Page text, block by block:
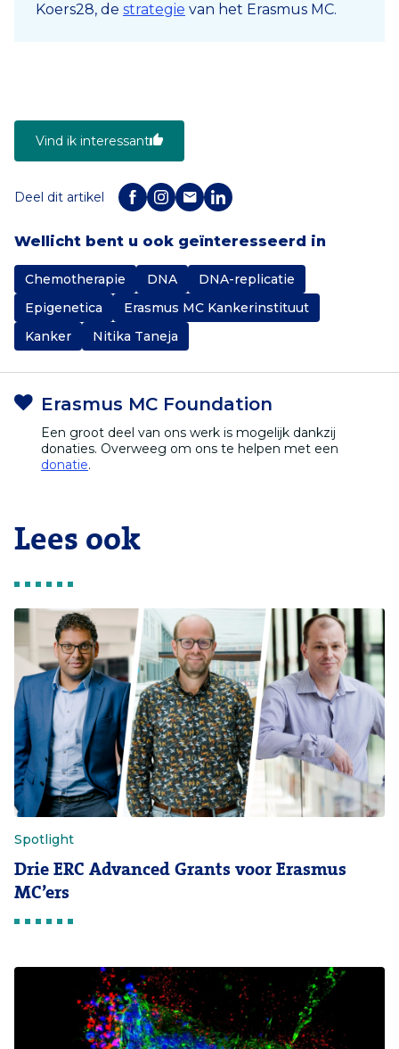
Koers28, de strategie van het Erasmus MC.
Vind ik interessant
Deel dit artikel
Wellicht bent u ook geïnteresseerd in
Chemotherapie DNA
DNA-replicatie
Epigenetica
Erasmus MC Kankerinstituut
Kanker
Nitika Taneja
Erasmus MC Foundation
Een groot deel van ons werk is mogelijk dankzij
donaties. Overweeg om ons te helpen met een
donatie.
Lees ook
Spotlight
Drie ERC Advanced Grants voor Erasmus
MC’ers